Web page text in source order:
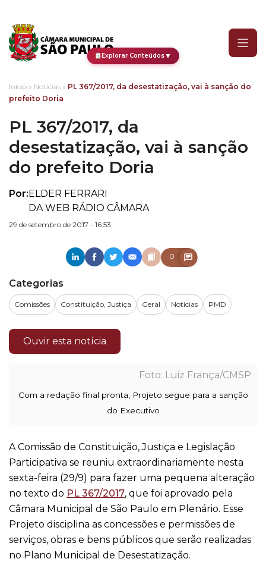
Explorar Conteúdos▼
Início » Notícias » PL 367/2017, da desestatização, vai à sanção do
prefeito Doria
PL 367/2017, da
desestatização, vai à sanção
do prefeito Doria
Por:ELDER FERRARI
DA WEB RÁDIO CÂMARA
29 de setembro de 2017 - 16:53
0
Categorias
Comissões Constituição, Justiça Geral Notícias PMD
Ouvir esta notícia
Luiz França/CMSP
Com a redação final pronta, Projeto segue para a sanção
do Executivo
A Comissão de Constituição, Justiça e Legislação
Participativa se reuniu extraordinariamente nesta
sexta-feira (29/9) para fazer uma pequena alteração
no texto do PL 367/2017, que foi aprovado pela
Câmara Municipal de São Paulo em Plenário. Esse
Projeto disciplina as concessões e permissões de
serviços, obras e bens públicos que serão realizadas
no Plano Municipal de Desestatização.